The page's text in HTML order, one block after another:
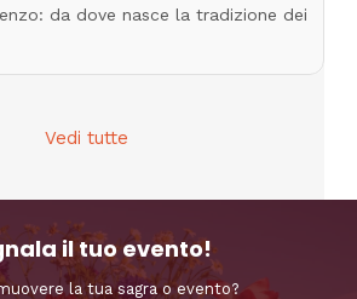
da dove nasce la tradizione dei
Vedi tutte
il tuo evento!
la tua sagra o evento?